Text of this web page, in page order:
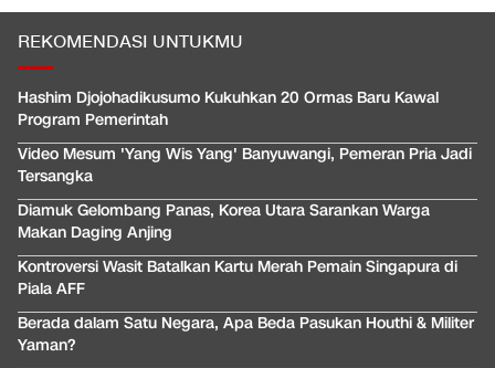
REKOMENDASI UNTUKMU
Hashim Djojohadikusumo Kukuhkan 20 Ormas Baru Kawal
Program Pemerintah
Video Mesum 'Yang Wis Yang' Banyuwangi, Pemeran Pria Jadi
Tersangka
Diamuk Gelombang Panas, Korea Utara Sarankan Warga
Makan Daging Anjing
Kontroversi Wasit Batalkan Kartu Merah Pemain Singapura di
Piala AFF
Berada dalam Satu Negara, Apa Beda Pasukan Houthi & Militer
Yaman?